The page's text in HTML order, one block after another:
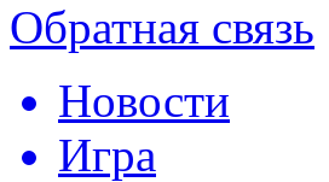
Обратная связь
Новости
Игра